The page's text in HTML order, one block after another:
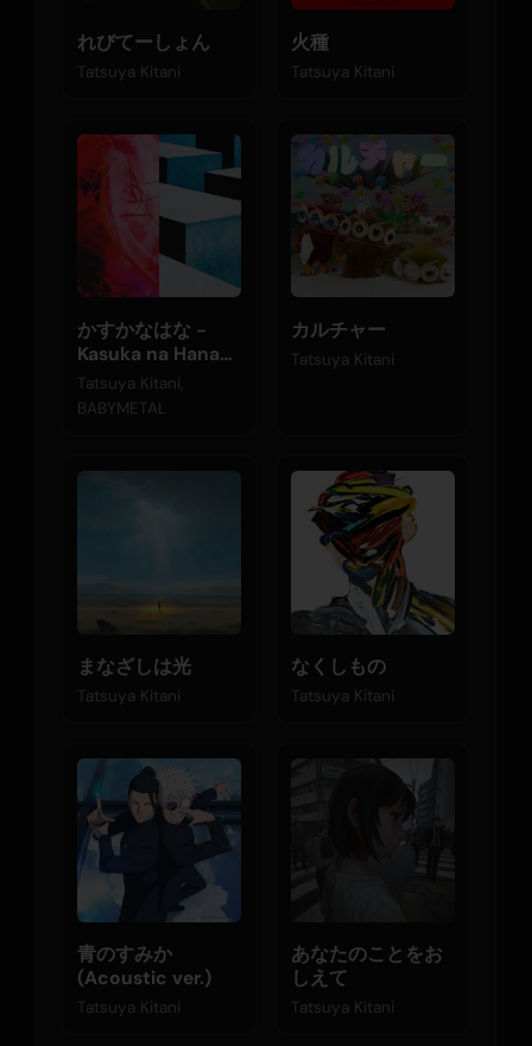
れびてーしょん
Tatsuya Kitani
火種
Tatsuya Kitani
かすかなはな -
Kasuka na Hana
(OP Theme to
Hell's Paradise:
Tatsuya Kitani,
BABYMETAL
カルチャー
Tatsuya Kitani
まなざしは光
Tatsuya Kitani
なくしもの
Tatsuya Kitani
青のすみか
(Acoustic ver.)
Tatsuya Kitani
あなたのことをお
しえて
Tatsuya Kitani